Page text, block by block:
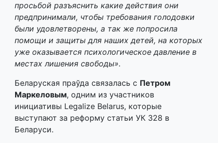
просьбой разъяснить какие действия они
предпринимали, чтобы требования голодовки
были удовлетворены, а так же попросила
помощи и защиты для наших детей, на которых
уже оказывается психологическое давление в
местах лишения свободы».
Беларуская праўда связалась с Петром
Маркеловым, одним из участников
инициативы Legalize Belarus, которые
выступают за реформу статьи УК 328 в
Беларуси.